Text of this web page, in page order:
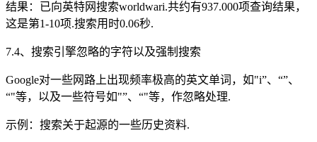
结果：已向英特网搜索worldwari.共约有937.000项查询结果，
这是第1-10项.搜索用时0.06秒.
7.4、搜索引擎忽略的字符以及强制搜索
Google对一些网路上出现频率极高的英文单词，如"i”、“”、
“"等，以及一些符号如"”、“"等，作忽略处理.
示例：搜索关于起源的一些历史资料.